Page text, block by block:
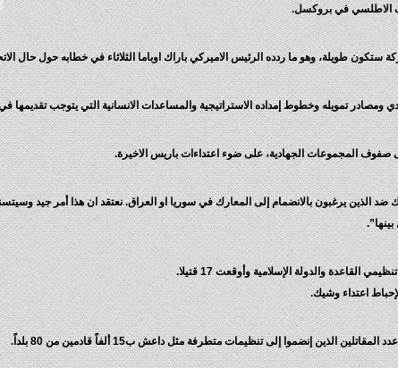
الاطلسي في بروكسل.
طويلة، وهو ما ردده الرئيس الاميركي باراك اوباما الثلاثاء في خطابه حول حال
تمويله وخطوط إمداده الاستراتيجية والمساعدات الانسانية التي يتوجب تقديمها
المجموعات الجهادية، على ضوء اعتداءات باريس الاخيرة.
أن “17 دولة عززت تشريعاتها للتحرك ضد الذين يرغبون بالانضمام إلى المعارك في سوريا او العراق. نعتقد ان
والدولة الإسلامية وأوقعت 17 قتيلا.
اعتداء وشيك.
إنضموا إلى تنظيمات متطرفة مثل داعش ب15 ألفاً قادمين من 80 بلداً.